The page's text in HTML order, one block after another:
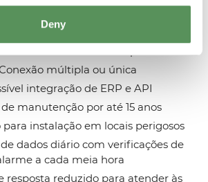
Deny
M1 (América do Norte), LTE CAT-M1
fallback 2G (Internacional)
múltipla ou única
integração de ERP e API
manutenção por até 15 anos
instalação em locais perigosos
dados diário com verificações de
a cada meia hora
resposta reduzido para atender às